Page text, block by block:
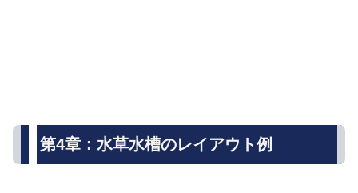
第4章：水草水槽のレイアウト例